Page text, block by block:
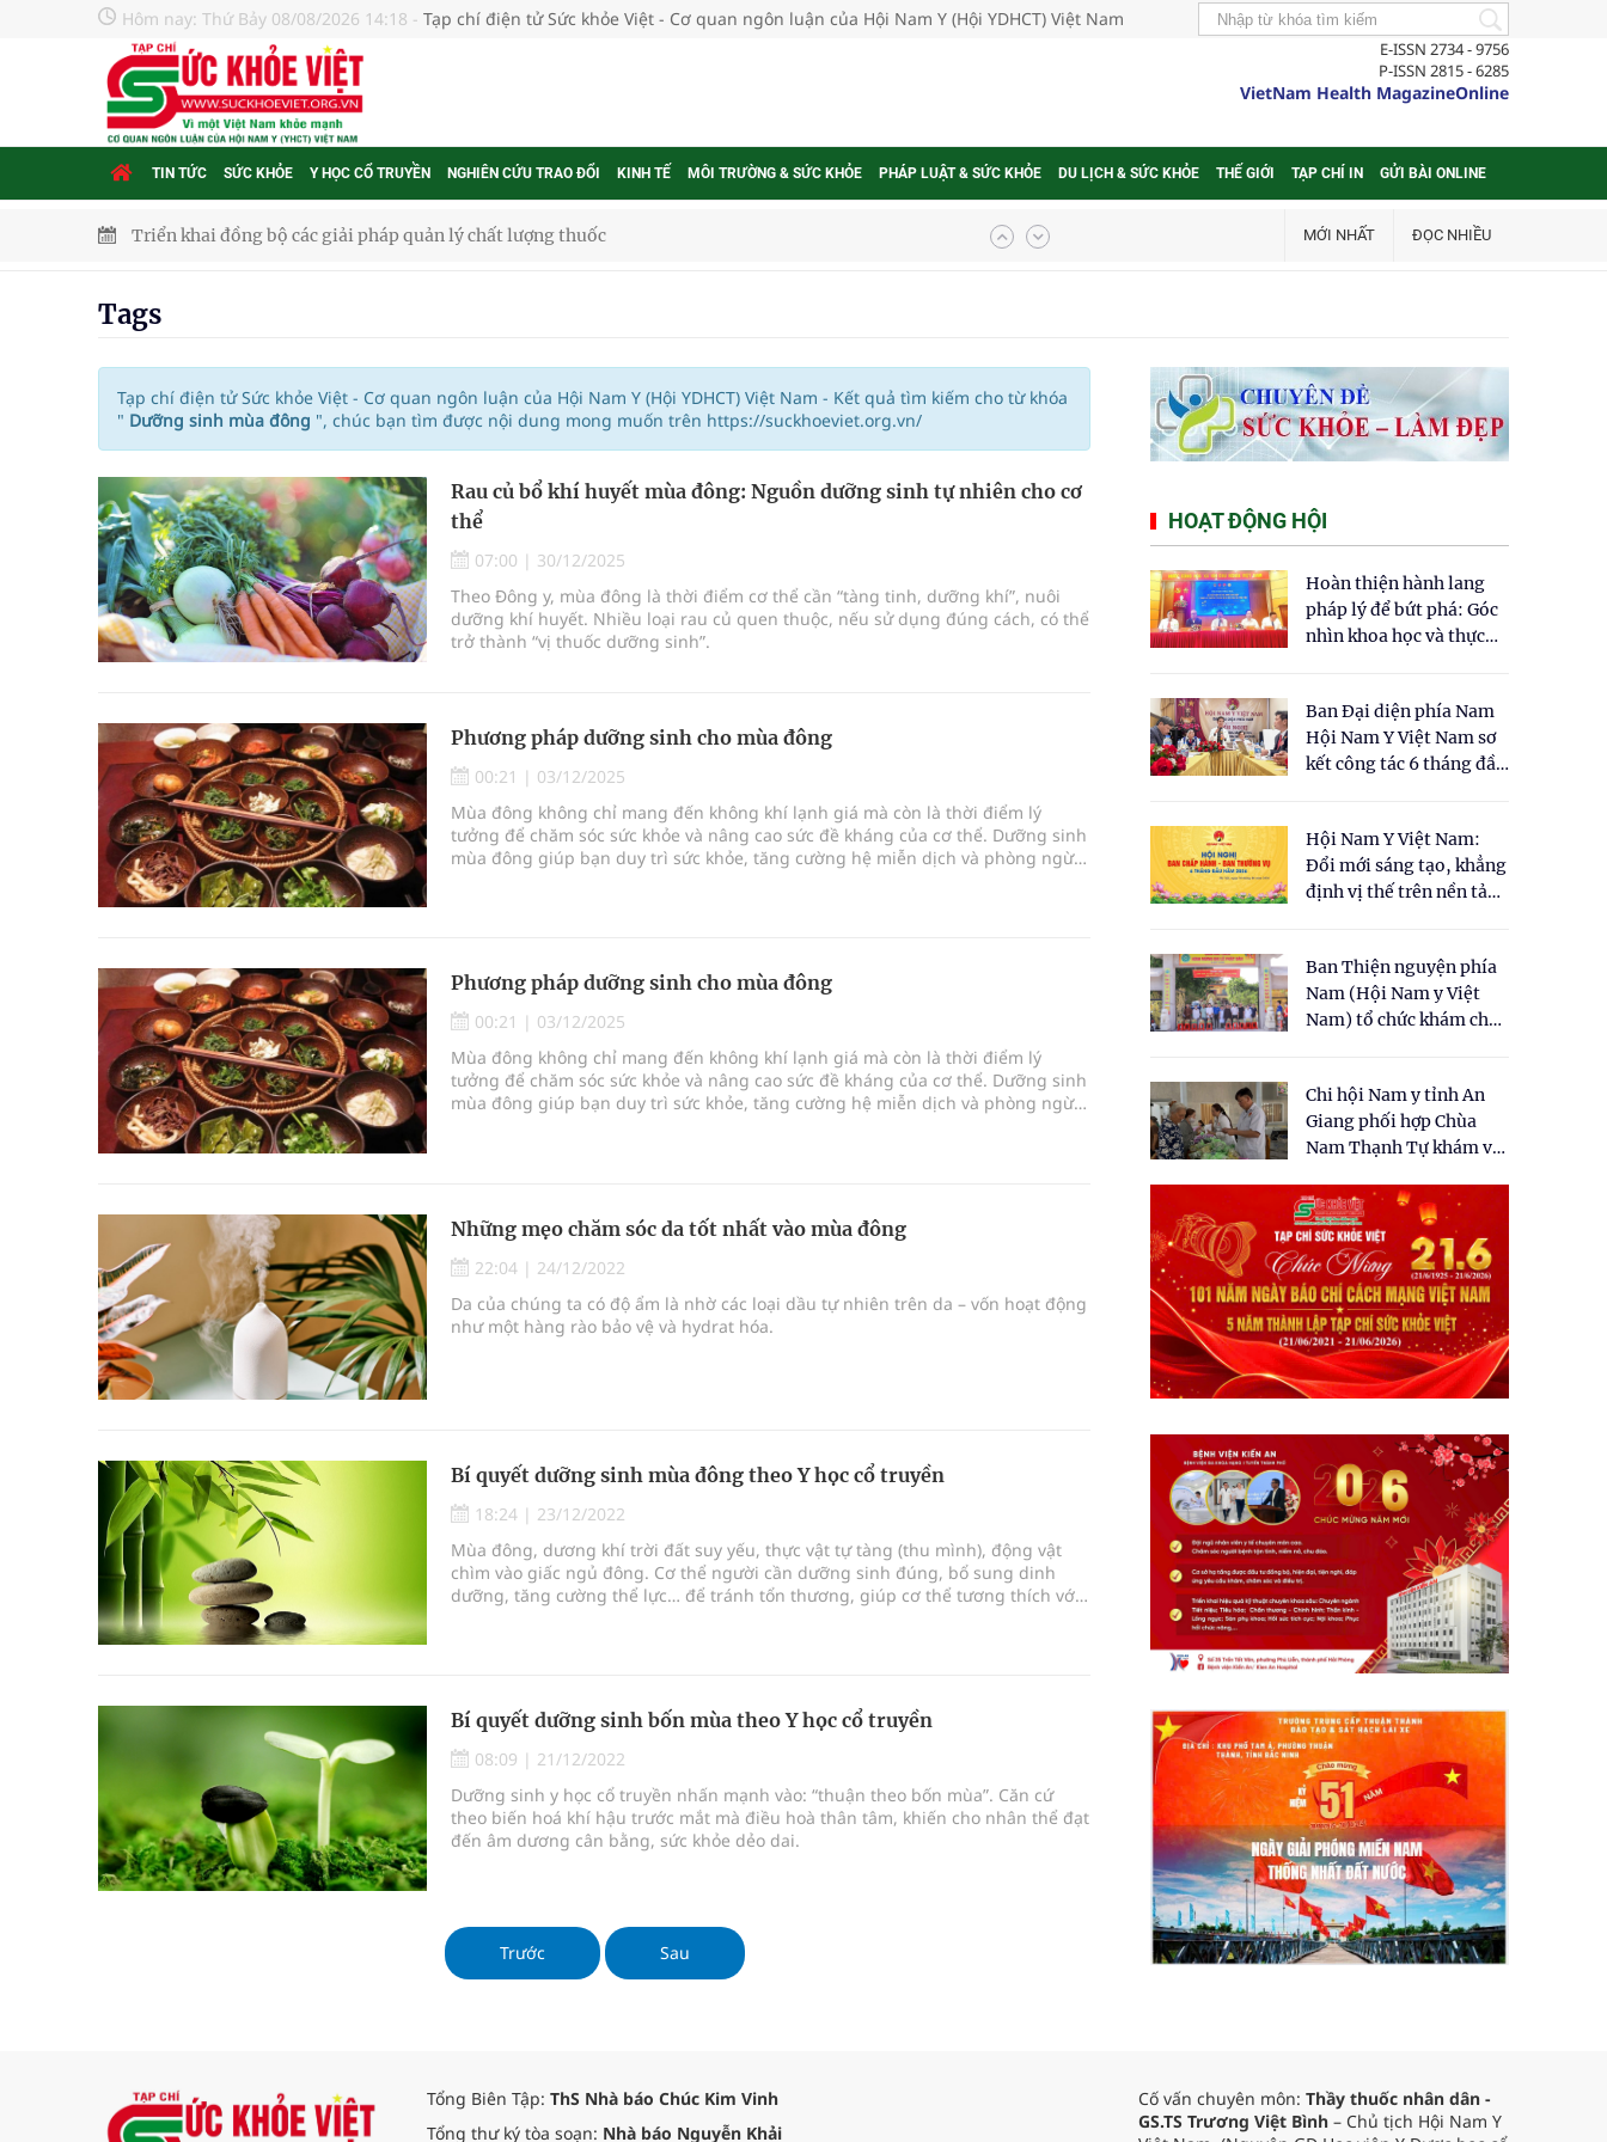
Hôm nay: Thứ Bảy 08/08/2026 14:18 - Tạp chí điện tử Sức khỏe Việt - Cơ quan ngôn luận của Hội Nam Y (Hội YDHCT) Việt Nam
E-ISSN 2734 - 9756
P-ISSN 2815 - 6285
VietNam Health MagazineOnline
TIN TỨC SỨC KHỎE Y HỌC CỔ TRUYỀN NGHIÊN CỨU TRAO ĐỔI KINH TẾ MÔI TRƯỜNG & SỨC KHỎE PHÁP LUẬT & SỨC KHỎE DU LỊCH & SỨC KHỎE THẾ GIỚI TẠP CHÍ IN GỬI BÀI ONLINE
Triển khai đồng bộ các giải pháp quản lý chất lượng thuốc
Đắk Lắk: Đẩy nhanh tiến độ khám sức khỏe định kỳ, khám sàng lọc cho người dân
Tổng hợp những cách trị thâm body nách, bẹn, mông cực hiệu quả
Tỷ lệ tật khúc xạ ở trẻ gia tăng: Khuyến nghị của chuyên gia
Nhiều lợi thế để nâng chất lượng y tế
Vương Thành Công: Khi việc học bắt đầu từ trải nghiệm thực tế
Chấn chỉnh hoạt động kinh doanh dược liệu
MỚI NHẤT ĐỌC NHIỀU
Tags
Tạp chí điện tử Sức khỏe Việt - Cơ quan ngôn luận của Hội Nam Y (Hội YDHCT) Việt Nam - Kết quả tìm kiếm cho từ khóa
" Dưỡng sinh mùa đông ", chúc bạn tìm được nội dung mong muốn trên https://suckhoeviet.org.vn/
Rau củ bổ khí huyết mùa đông: Nguồn dưỡng sinh tự nhiên cho cơ
thể
07:00 | 30/12/2025
Theo Đông y, mùa đông là thời điểm cơ thể cần “tàng tinh, dưỡng khí”, nuôi
dưỡng khí huyết. Nhiều loại rau củ quen thuộc, nếu sử dụng đúng cách, có thể
trở thành “vị thuốc dưỡng sinh”.
Phương pháp dưỡng sinh cho mùa đông
00:21 | 03/12/2025
Mùa đông không chỉ mang đến không khí lạnh giá mà còn là thời điểm lý
tưởng để chăm sóc sức khỏe và nâng cao sức đề kháng của cơ thể. Dưỡng sinh
mùa đông giúp bạn duy trì sức khỏe, tăng cường hệ miễn dịch và phòng ngừa
Phương pháp dưỡng sinh cho mùa đông
00:21 | 03/12/2025
Mùa đông không chỉ mang đến không khí lạnh giá mà còn là thời điểm lý
tưởng để chăm sóc sức khỏe và nâng cao sức đề kháng của cơ thể. Dưỡng sinh
mùa đông giúp bạn duy trì sức khỏe, tăng cường hệ miễn dịch và phòng ngừa
Những mẹo chăm sóc da tốt nhất vào mùa đông
22:04 | 24/12/2022
Da của chúng ta có độ ẩm là nhờ các loại dầu tự nhiên trên da – vốn hoạt động
như một hàng rào bảo vệ và hydrat hóa.
Bí quyết dưỡng sinh mùa đông theo Y học cổ truyền
18:24 | 23/12/2022
Mùa đông, dương khí trời đất suy yếu, thực vật tự tàng (thu mình), động vật
chìm vào giấc ngủ đông. Cơ thể người cần dưỡng sinh đúng, bổ sung dinh
dưỡng, tăng cường thể lực… để tránh tổn thương, giúp cơ thể tương thích với
Bí quyết dưỡng sinh bốn mùa theo Y học cổ truyền
08:09 | 21/12/2022
Dưỡng sinh y học cổ truyền nhấn mạnh vào: “thuận theo bốn mùa”. Căn cứ
theo biến hoá khí hậu trước mắt mà điều hoà thân tâm, khiến cho nhân thể đạt
đến âm dương cân bằng, sức khỏe dẻo dai.
Trước Sau
HOẠT ĐỘNG HỘI
Hoàn thiện hành lang
pháp lý để bứt phá: Góc
nhìn khoa học và thực
cho Luật Y dược cổ
truyền Việt Nam"
Ban Đại diện phía Nam
Hội Nam Y Việt Nam sơ
kết công tác 6 tháng đầu
Hội Nam Y Việt Nam:
Đổi mới sáng tạo, khẳng
định vị thế trên nền tảng
Ban Thiện nguyện phía
Nam (Hội Nam y Việt
Nam) tổ chức khám chữa
dân tại xã Tân Tập
Chi hội Nam y tỉnh An
Giang phối hợp Chùa
Nam Thạnh Tự khám và
nhân dân
Tổng Biên Tập: ThS Nhà báo Chúc Kim Vinh
Tổng thư ký tòa soạn: Nhà báo Nguyễn Khải
Cố vấn chuyên môn: Thầy thuốc nhân dân -
GS.TS Trương Việt Bình – Chủ tịch Hội Nam Y